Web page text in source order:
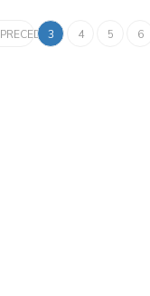
PRECEDENT
3 4 5 6